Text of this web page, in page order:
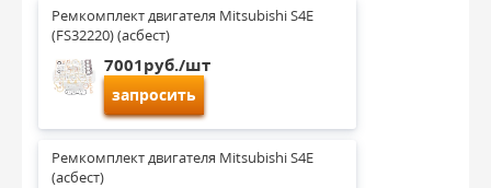
Ремкомплект двигателя Mitsubishi S4E
(FS32220) (асбест)
7001руб./шт
запросить
Ремкомплект двигателя Mitsubishi S4E
(асбест)